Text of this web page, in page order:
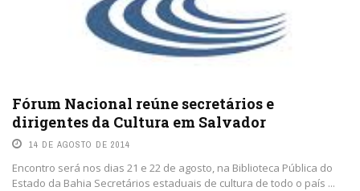
Fórum Nacional reúne secretários e
dirigentes da Cultura em Salvador
14 DE AGOSTO DE 2014
Encontro será nos dias 21 e 22 de agosto, na Biblioteca Pública do
Estado da Bahia Secretários estaduais de cultura de todo o país ...